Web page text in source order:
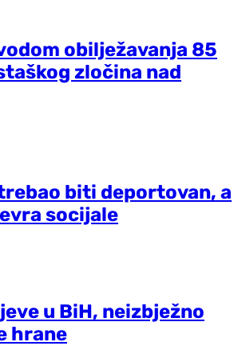
obilježavanja 85
zločina nad
biti deportovan, a
socijale
u BiH, neizbježno
hrane